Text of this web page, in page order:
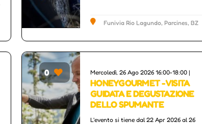
Funivia Rio Lagundo, Parcines, BZ
0 Mercoledì, 26 Ago 2026 16:00-18:00 |
HONEYGOURMET - VISITA
GUIDATA E DEGUSTAZIONE
DELLO SPUMANTE
L'evento si tiene dal 22 Apr 2026 al 26